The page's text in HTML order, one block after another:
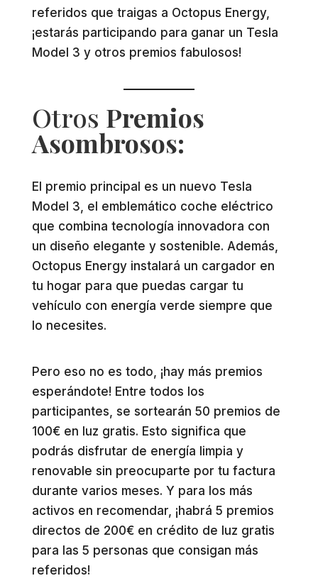
referidos que traigas a Octopus Energy,
¡estarás participando para ganar un Tesla
Model 3 y otros premios fabulosos!
Otros Premios
Asombrosos:
El premio principal es un nuevo Tesla
Model 3, el emblemático coche eléctrico
que combina tecnología innovadora con
un diseño elegante y sostenible. Además,
Octopus Energy instalará un cargador en
tu hogar para que puedas cargar tu
vehículo con energía verde siempre que
lo necesites.
Pero eso no es todo, ¡hay más premios
esperándote! Entre todos los
participantes, se sortearán 50 premios de
100€ en luz gratis. Esto significa que
podrás disfrutar de energía limpia y
renovable sin preocuparte por tu factura
durante varios meses. Y para los más
activos en recomendar, ¡habrá 5 premios
directos de 200€ en crédito de luz gratis
para las 5 personas que consigan más
referidos!